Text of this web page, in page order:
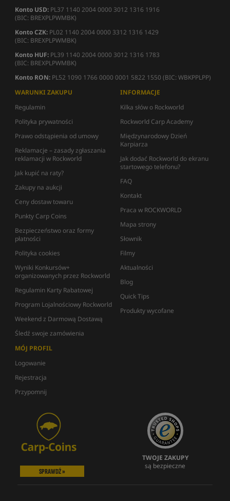
Konto USD: PL37 1140 2004 0000 3012 1316 1916
(BIC: BREXPLPWMBK)
Konto CZK: PL02 1140 2004 0000 3312 1316 1429
(BIC: BREXPLPWMBK)
Konto HUF: PL39 1140 2004 0000 3012 1316 1783
(BIC: BREXPLPWMBK)
Konto RON: PL52 1090 1766 0000 0001 5822 1550 (BIC: WBKPPLPP)
WARUNKI ZAKUPU
Regulamin
Polityka prywatności
Prawo odstąpienia od umowy
Reklamacje – zasady zgłaszania
reklamacji w Rockworld
Jak kupić na raty?
Zakupy na aukcji
Ceny dostaw towaru
Punkty Carp Coins
Bezpieczeństwo oraz formy
płatności
Polityka cookies
Wyniki Konkursów+
organizowanych przez Rockworld
Regulamin Karty Rabatowej
Program Lojalnościowy Rockworld
Weekend z Darmową Dostawą
Śledź swoje zamówienia
INFORMACJE
Kilka słów o Rockworld
Rockworld Carp Academy
Międzynarodowy Dzień
Karpiarza
Jak dodać Rockworld do ekranu
startowego telefonu?
FAQ
Kontakt
Praca w ROCKWORLD
Mapa strony
Słownik
Filmy
Aktualności
Blog
Quick Tips
Produkty wycofane
MÓJ PROFIL
Logowanie
Rejestracja
Przypomnij
SPRAWDŹ »
TWOJE ZAKUPY
są bezpieczne